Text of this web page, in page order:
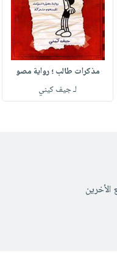
مذكرات طالب ؛ رواية مصو
لـ جيف كيني
الأخرين